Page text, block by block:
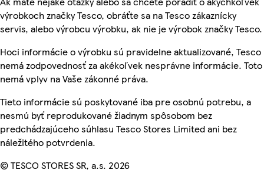
výrobkoch značky Tesco, obráťte sa na Tesco zákaznícky
servis, alebo výrobcu výrobku, ak nie je výrobok značky Tesco.
Hoci informácie o výrobku sú pravidelne aktualizované, Tesco
nemá zodpovednosť za akékoľvek nesprávne informácie. Toto
nemá vplyv na Vaše zákonné práva.
Tieto informácie sú poskytované iba pre osobnú potrebu, a
nesmú byť reprodukované žiadnym spôsobom bez
predchádzajúceho súhlasu Tesco Stores Limited ani bez
náležitého potvrdenia.
© TESCO STORES SR, a.s. 2026